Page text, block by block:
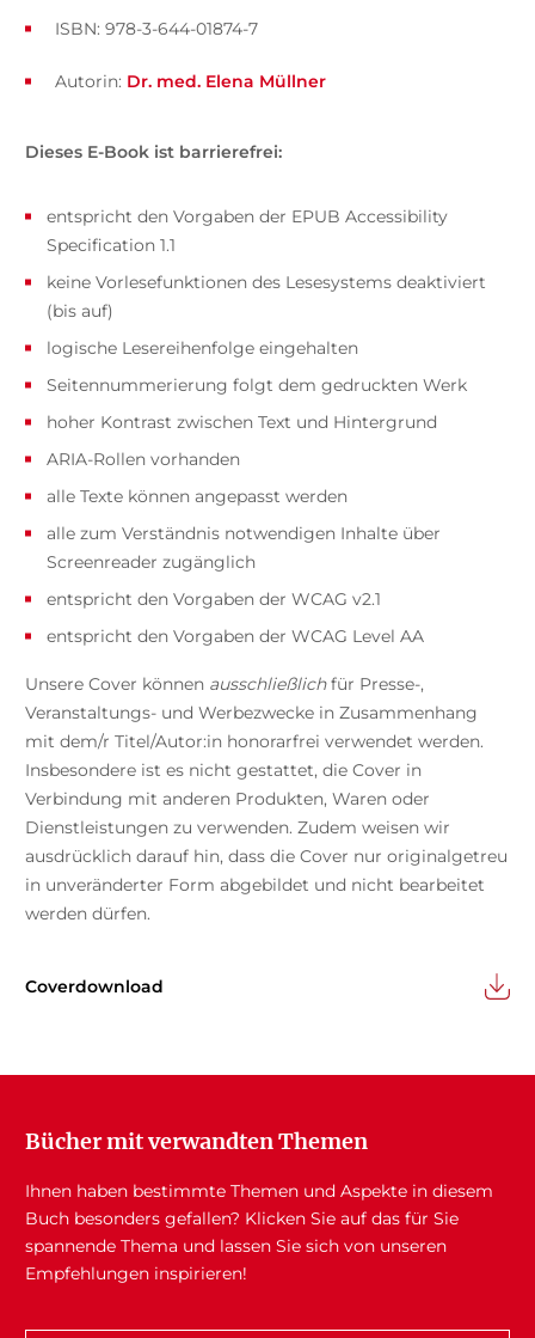
ISBN: 978-3-644-01874-7
Autorin: Dr. med. Elena Müllner
Dieses E-Book ist barrierefrei:
entspricht den Vorgaben der EPUB Accessibility
Specification 1.1
keine Vorlesefunktionen des Lesesystems deaktiviert
(bis auf)
logische Lesereihenfolge eingehalten
Seitennummerierung folgt dem gedruckten Werk
hoher Kontrast zwischen Text und Hintergrund
ARIA-Rollen vorhanden
alle Texte können angepasst werden
alle zum Verständnis notwendigen Inhalte über
Screenreader zugänglich
entspricht den Vorgaben der WCAG v2.1
entspricht den Vorgaben der WCAG Level AA
Unsere Cover können ausschließlichfür Presse-,
Veranstaltungs- und Werbezwecke in Zusammenhang
mit dem/r Titel/Autor:in honorarfrei verwendet werden.
Insbesondere ist es nicht gestattet, die Cover in
Verbindung mit anderen Produkten, Waren oder
Dienstleistungen zu verwenden. Zudem weisen wir
ausdrücklich darauf hin, dass die Cover nur originalgetreu
in unveränderter Form abgebildet und nicht bearbeitet
werden dürfen.
Coverdownload
Bücher mit verwandten Themen
Ihnen haben bestimmte Themen und Aspekte in diesem
Buch besonders gefallen? Klicken Sie auf das für Sie
spannende Thema und lassen Sie sich von unseren
Empfehlungen inspirieren!